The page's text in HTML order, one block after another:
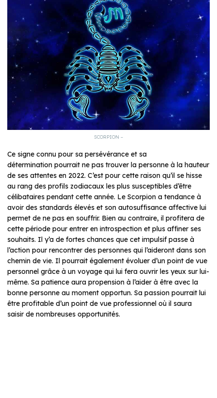
SCORPION –
Ce signe connu pour sa persévérance et sa
détermination pourrait ne pas trouver la personne à la hauteur
de ses attentes en 2022. C’est pour cette raison qu’il se hisse
au rang des profils zodiacaux les plus susceptibles d’être
célibataires pendant cette année. Le Scorpion a tendance à
avoir des standards élevés et son autosuffisance affective lui
permet de ne pas en souffrir. Bien au contraire, il profitera de
cette période pour entrer en introspection et plus affiner ses
souhaits. Il y’a de fortes chances que cet impulsif passe à
l’action pour rencontrer des personnes qui l’aideront dans son
chemin de vie. Il pourrait également évoluer d’un point de vue
personnel grâce à un voyage qui lui fera ouvrir les yeux sur lui-
même. Sa patience aura propension à l’aider à être avec la
bonne personne au moment opportun. Sa passion pourrait lui
être profitable d’un point de vue professionnel où il saura
saisir de nombreuses opportunités.